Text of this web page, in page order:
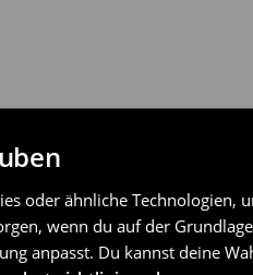
oder ähnliche Technologien,
wenn du auf der
anpasst. Du kannst deine